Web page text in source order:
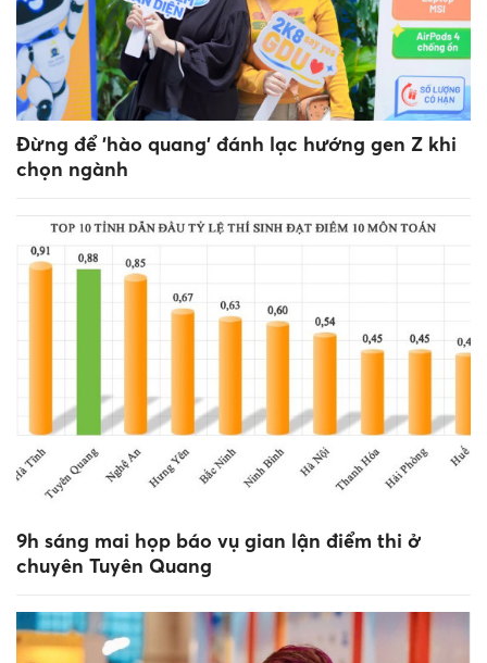
Đừng để 'hào quang' đánh lạc hướng gen Z khi
chọn ngành
9h sáng mai họp báo vụ gian lận điểm thi ở
chuyên Tuyên Quang